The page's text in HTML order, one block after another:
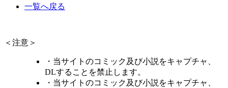
一覧へ戻る
＜注意＞
・当サイトのコミック及び小説をキャプチャ、
DLすることを禁止します。
・当サイトのコミック及び小説をキャプチャ、